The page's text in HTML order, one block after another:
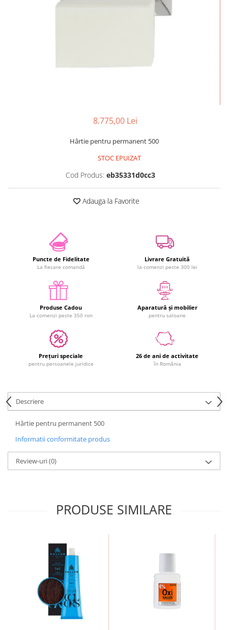
8.775,00 Lei
Hârtie pentru permanent 500
STOC EPUIZAT
Cod Produs: eb35331d0cc3
Adauga la Favorite
Puncte de Fidelitate
La fiecare comandă
Livrare Gratuită
la comenzi peste 300 lei
Produse Cadou
La comenzi peste 350 ron
Aparatură și mobilier
pentru saloane
Prețuri speciale
pentru persoanele juridice
26 de ani de activitate
în România
Descriere
Hârtie pentru permanent 500
Informatii conformitate produs
Review-uri(0)
PRODUSE SIMILARE